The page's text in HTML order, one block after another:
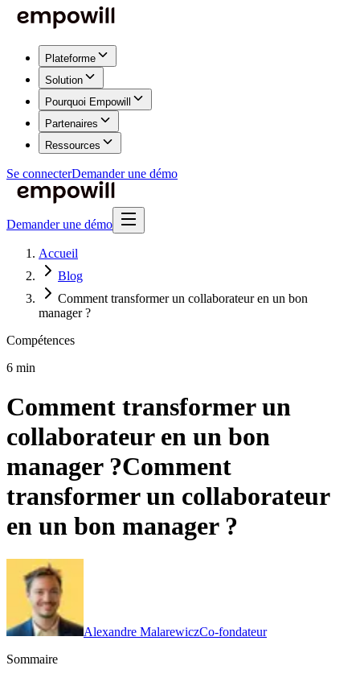
Plateforme
Solution
Pourquoi Empowill
Partenaires
Ressources
Se connecterDemander une démo
Demander une démo
Accueil
Blog
Comment transformer un collaborateur en un bon
manager ?
Compétences
6 min
Comment transformer un
collaborateur en un bon
manager ?Comment
transformer un collaborateur
en un bon manager ?
Alexandre MalarewiczCo-fondateur
Sommaire